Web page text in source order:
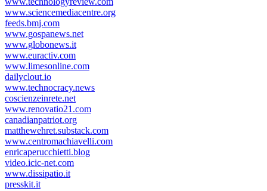
www.sciencemediacentre.org
feeds.bmj.com
www.gospanews.net
www.globonews.it
www.euractiv.com
www.limesonline.com
dailyclout.io
www.technocracy.news
coscienzeinrete.net
www.renovatio21.com
canadianpatriot.org
matthewehret.substack.com
www.centromachiavelli.com
enricaperucchietti.blog
video.icic-net.com
www.dissipatio.it
presskit.it